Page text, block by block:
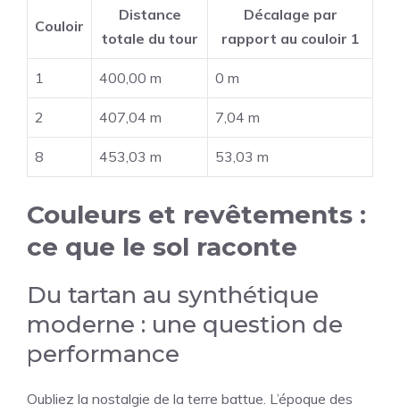
Couloir
Distance
totale du tour
Décalage par
rapport au couloir 1
1 400,00 m 0 m
2 407,04 m 7,04 m
8 453,03 m 53,03 m
Couleurs et revêtements :
ce que le sol raconte
Du tartan au synthétique
moderne : une question de
performance
Oubliez la nostalgie de la terre battue. L’époque des